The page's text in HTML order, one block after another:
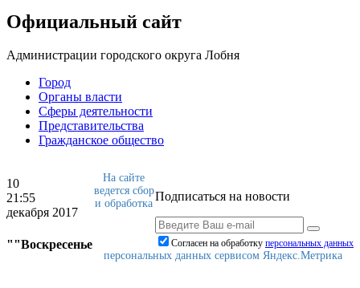
Официальный сайт
Администрации городского округа Лобня
Город
Органы власти
Сферы деятельности
Представительства
Гражданское общество
10
21:55
декабря 2017
""Воскресенье
Подписаться на новости
Согласен на обработку персональныx данных
На сайте
ведется сбор
и обработка
персональных данных сервисом Яндекс.Метрика